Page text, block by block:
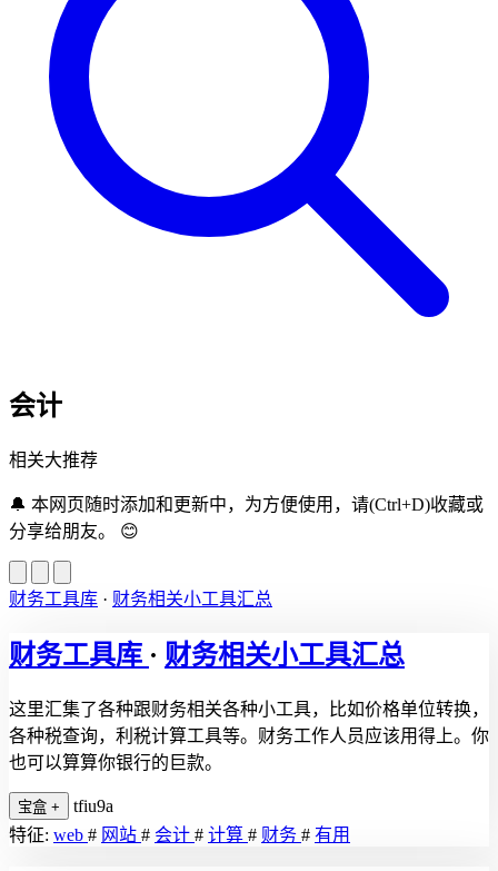
会计
相关大推荐
🔔 本网页随时添加和更新中，为方便使用，请(Ctrl+D)收藏或
分享给朋友。 😊
财务工具库 · 财务相关小工具汇总
财务工具库 · 财务相关小工具汇总
这里汇集了各种跟财务相关各种小工具，比如价格单位转换，
各种税查询，利税计算工具等。财务工作人员应该用得上。你
也可以算算你银行的巨款。
宝盒 +
tfiu9a
特征: web # 网站 # 会计 # 计算 # 财务 # 有用